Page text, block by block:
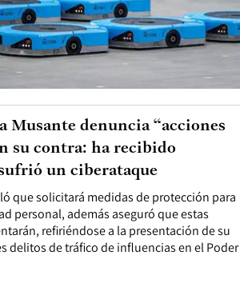
que solicitará medidas de protección para
personal, además aseguró que estas
refiriéndose a la presentación de su
delitos de tráfico de influencias en el Poder
Musante denuncia “acciones
su contra: ha recibido
un ciberataque